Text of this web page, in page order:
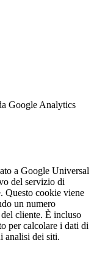
Google Analytics
a Google Universal
del servizio di
Questo cookie viene
un numero
cliente. È incluso
per calcolare i dati di
analisi dei siti.